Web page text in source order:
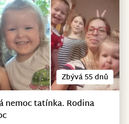
Zbývá 55 dnů
nemoc tatínka. Rodina